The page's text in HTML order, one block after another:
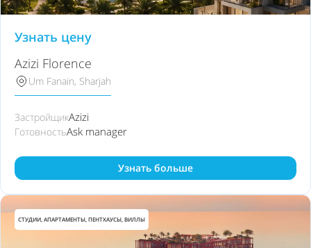
Узнать цену
Azizi Florence
Um Fanain, Sharjah
ЗастройщикAzizi
ГотовностьAsk manager
Узнать больше
СТУДИИ, АПАРТАМЕНТЫ, ПЕНТХАУСЫ, ВИЛЛЫ